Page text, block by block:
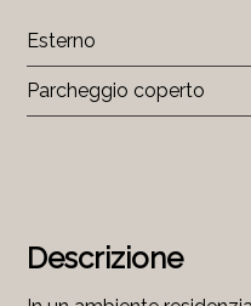
Descrizione
Esterno
Parcheggio coperto